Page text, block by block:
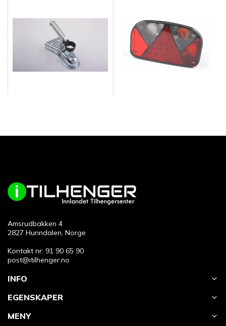
Amsrudbakken 4
2827 Hunndalen, Norge
Kontakt nr: 91 90 65 90
post@itilhenger.no
INFO
EGENSKAPER
MENY